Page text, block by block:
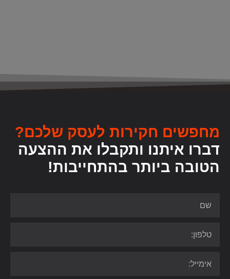
מחפשים חקירות לעסק שלכם?
דברו איתנו ותקבלו את ההצעה
הטובה ביותר בהתחייבות!